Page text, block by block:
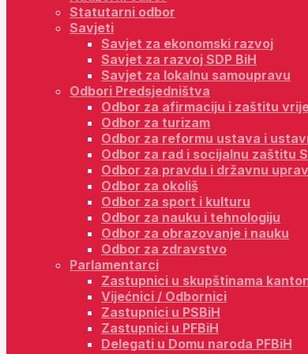
Statutarni odbor
Savjeti
Savjet za ekonomski razvoj
Savjet za razvoj SDP BiH
Savjet za lokalnu samoupravu
Odbori Predsjedništva
Odbor za afirmaciju i zaštitu
Odbor za turizam
Odbor za reformu ustava i
Odbor za rad i socijalnu zaštitu
Odbor za pravdu i državnu
Odbor za okoliš
Odbor za sport i kulturu
Odbor za nauku i tehnologiju
Odbor za obrazovanje i nauku
Odbor za zdravstvo
Parlamentarci
Zastupnici u skupštinama
Vijećnici / Odbornici
Zastupnici u PSBiH
Zastupnici u PFBiH
Delegati u Domu naroda PFBiH